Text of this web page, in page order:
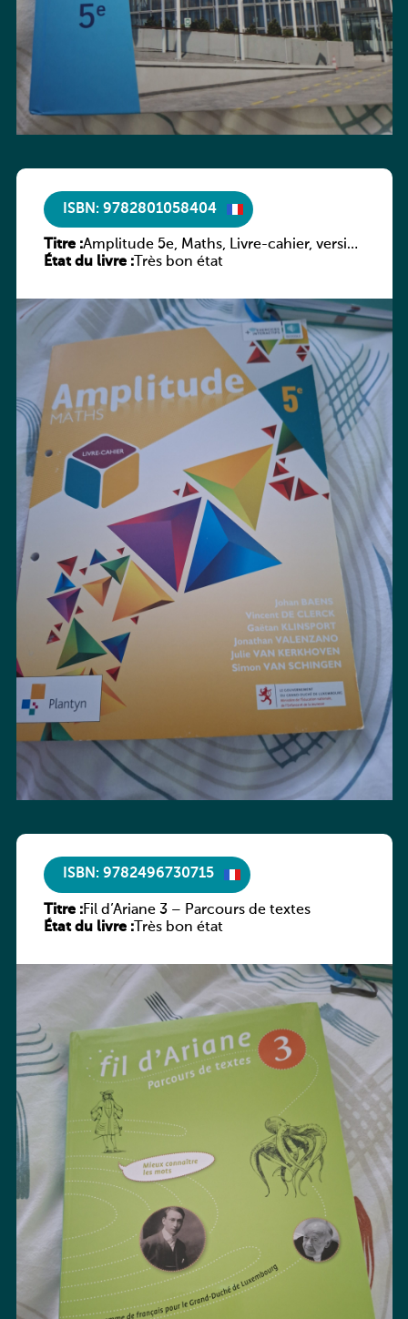
ISBN: 9782801058404
Titre :Amplitude 5e, Maths, Livre-cahier, version
luxembourgeoise
État du livre :Très bon état
ISBN: 9782496730715
Titre :Fil d’Ariane 3 – Parcours de textes
État du livre :Très bon état